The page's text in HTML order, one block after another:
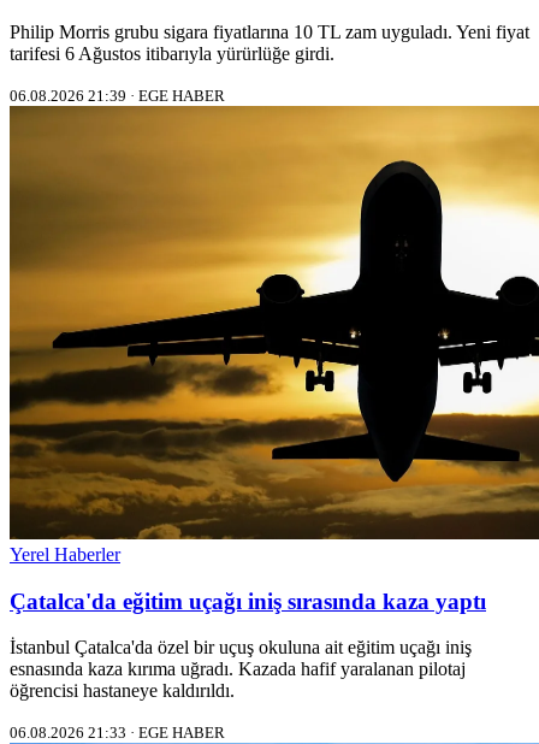
Philip Morris grubu sigara fiyatlarına 10 TL zam uyguladı. Yeni fiyat
tarifesi 6 Ağustos itibarıyla yürürlüğe girdi.
06.08.2026 21:39 · EGE HABER
Yerel Haberler
Çatalca'da eğitim uçağı iniş sırasında kaza yaptı
İstanbul Çatalca'da özel bir uçuş okuluna ait eğitim uçağı iniş
esnasında kaza kırıma uğradı. Kazada hafif yaralanan pilotaj
öğrencisi hastaneye kaldırıldı.
06.08.2026 21:33 · EGE HABER